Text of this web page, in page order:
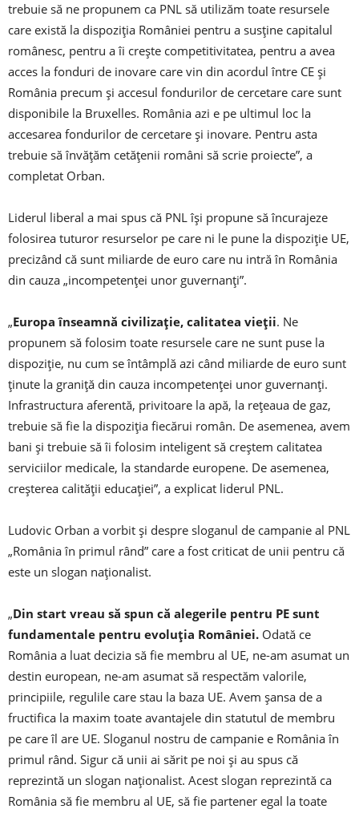
trebuie să ne propunem ca PNL să utilizăm toate resursele
care există la dispoziţia României pentru a susţine capitalul
românesc, pentru a îi creşte competitivitatea, pentru a avea
acces la fonduri de inovare care vin din acordul între CE şi
România precum şi accesul fondurilor de cercetare care sunt
disponibile la Bruxelles. România azi e pe ultimul loc la
accesarea fondurilor de cercetare şi inovare. Pentru asta
trebuie să învăţăm cetăţenii români să scrie proiecte”, a
completat Orban.
Liderul liberal a mai spus că PNL îşi propune să încurajeze
folosirea tuturor resurselor pe care ni le pune la dispoziţie UE,
precizând că sunt miliarde de euro care nu intră în România
din cauza „incompetenţei unor guvernanţi”.
„Europa înseamnă civilizaţie, calitatea vieţii. Ne
propunem să folosim toate resursele care ne sunt puse la
dispoziţie, nu cum se întâmplă azi când miliarde de euro sunt
ţinute la graniţă din cauza incompetenţei unor guvernanţi.
Infrastructura aferentă, privitoare la apă, la reţeaua de gaz,
trebuie să fie la dispoziţia fiecărui român. De asemenea, avem
bani şi trebuie să îi folosim inteligent să creştem calitatea
serviciilor medicale, la standarde europene. De asemenea,
creşterea calităţii educaţiei”, a explicat liderul PNL.
Ludovic Orban a vorbit şi despre sloganul de campanie al PNL
„România în primul rând” care a fost criticat de unii pentru că
este un slogan naţionalist.
„Din start vreau să spun că alegerile pentru PE sunt
fundamentale pentru evoluţia României. Odată ce
România a luat decizia să fie membru al UE, ne-am asumat un
destin european, ne-am asumat să respectăm valorile,
principiile, regulile care stau la baza UE. Avem şansa de a
fructifica la maxim toate avantajele din statutul de membru
pe care îl are UE. Sloganul nostru de campanie e România în
primul rând. Sigur că unii ai sărit pe noi şi au spus că
reprezintă un slogan naţionalist. Acest slogan reprezintă ca
România să fie membru al UE, să fie partener egal la toate